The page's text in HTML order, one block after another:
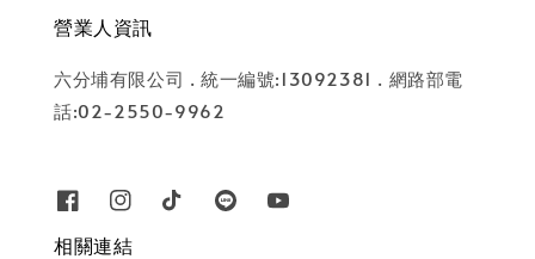
營業人資訊
六分埔有限公司 . 統一編號:13092381 . 網路部電
話:02-2550-9962
相關連結